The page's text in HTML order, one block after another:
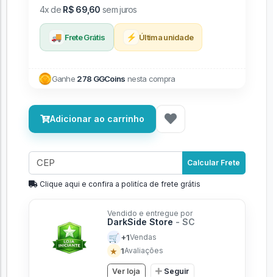
4x de R$ 69,60 sem juros
🚚 Frete Grátis ⚡ Última unidade
Ganhe 278 GGCoins nesta compra
Adicionar ao carrinho
Calcular Frete
Clique aqui e confira a politíca de frete grátis
Vendido e entregue por
DarkSide Store - SC
🛒 +1Vendas
★ 1Avaliações
Ver loja Seguir